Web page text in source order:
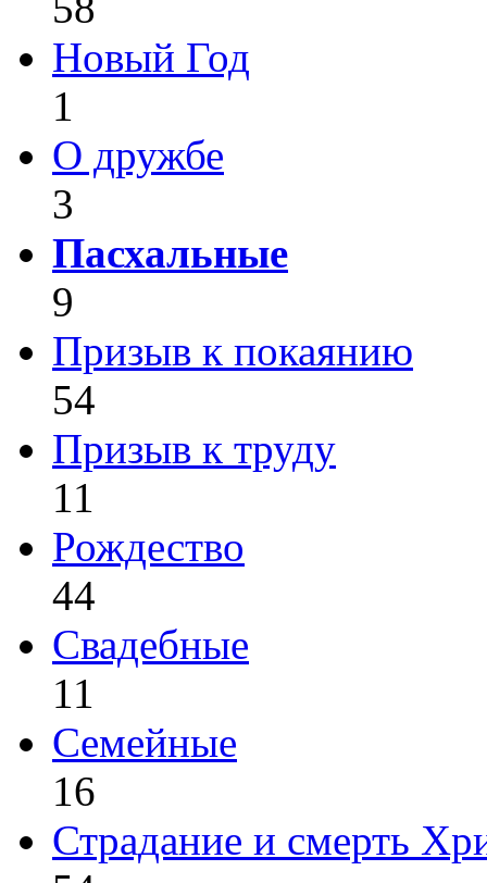
Новый Год
1
О дружбе
3
Пасхальные
9
Призыв к покаянию
54
Призыв к труду
11
Рождество
44
Свадебные
11
Семейные
16
Страдание и смерть